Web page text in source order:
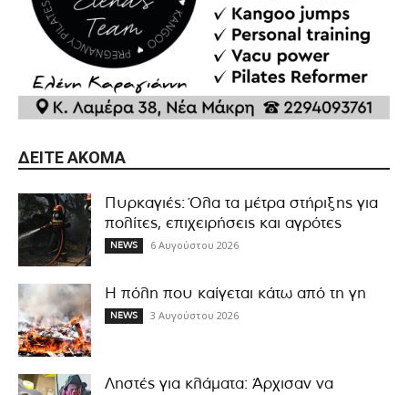
ΔΕΊΤΕ ΑΚΌΜΑ
Πυρκαγιές: Όλα τα μέτρα στήριξης για
πολίτες, επιχειρήσεις και αγρότες
NEWS 6 Αυγούστου 2026
Η πόλη που καίγεται κάτω από τη γη
NEWS 3 Αυγούστου 2026
Ληστές για κλάματα: Άρχισαν να